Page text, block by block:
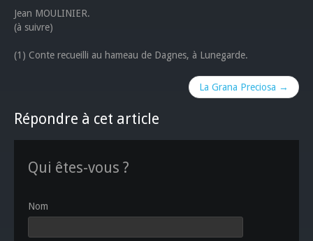
Jean MOULINIER.
(à suivre)
(1) Conte recueilli au hameau de Dagnes, à Lunegarde.
La Grana Preciosa →
Répondre à cet article
Qui êtes-vous ?
Nom